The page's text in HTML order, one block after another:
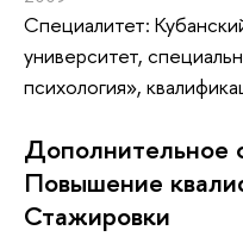
Специалитет:
университет,
психология»,
Дополнительное
Повышение
Стажировки